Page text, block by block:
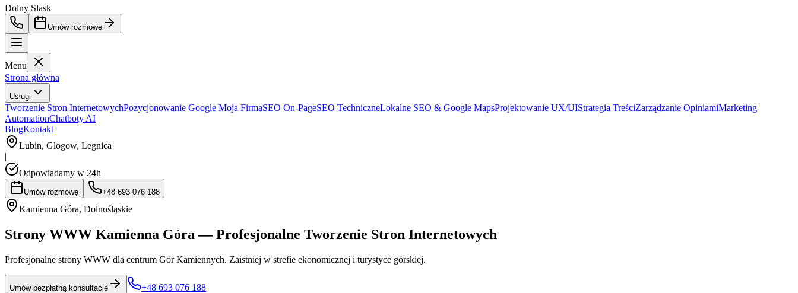
Dolny Slask
Umów rozmowę
Menu
Strona główna
Usługi
Tworzenie Stron InternetowychPozycjonowanie Google Moja FirmaSEO On-PageSEO TechniczneLokalne SEO & Google MapsProjektowanie UX/UIStrategia TreściZarządzanie OpiniamiMarketing
AutomationChatboty AI
BlogKontakt
Lubin, Glogow, Legnica
|
Odpowiadamy w 24h
Umów rozmowę +48 693 076 188
Kamienna Góra, Dolnośląskie
Strony WWW Kamienna Góra — Profesjonalne Tworzenie Stron Internetowych
Profesjonalne strony WWW dla centrum Gór Kamiennych. Zaistniej w strefie ekonomicznej i turystyce górskiej.
Umów bezpłatną konsultację
+48 693 076 188